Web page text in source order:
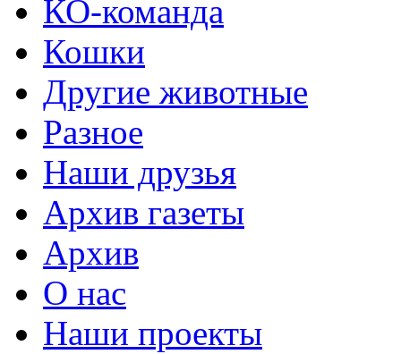
КО-команда
Кошки
Другие животные
Разное
Наши друзья
Архив газеты
Архив
О нас
Наши проекты